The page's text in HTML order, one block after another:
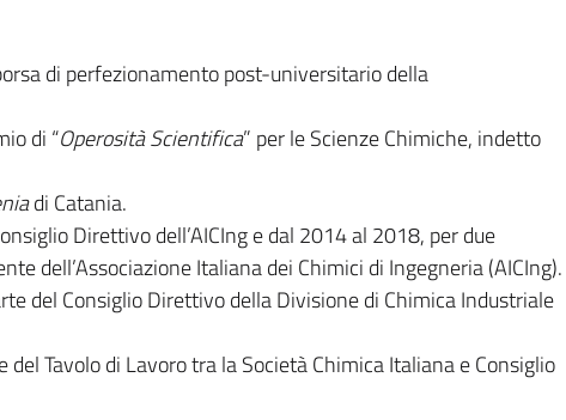
di perfezionamento post-universitario della
di “Operosità Scientifica” per le Scienze Chimiche, indetto
di Catania.
Direttivo dell’AICIng e dal 2014 al 2018, per due
dell’Associazione Italiana dei Chimici di Ingegneria (AICIng).
del Consiglio Direttivo della Divisione di Chimica Industriale
Tavolo di Lavoro tra la Società Chimica Italiana e Consiglio